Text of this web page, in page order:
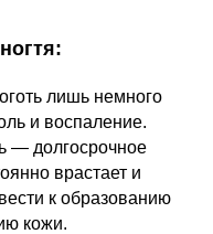
лишь немного
и воспаление.
— долгосрочное
врастает и
к образованию
кожи.